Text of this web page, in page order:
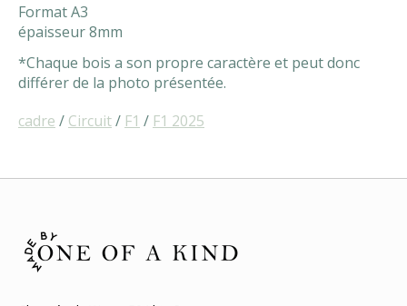
Format A3
épaisseur 8mm
*Chaque bois a son propre caractère et peut donc
différer de la photo présentée.
cadre / Circuit/ F1 / F1 2025